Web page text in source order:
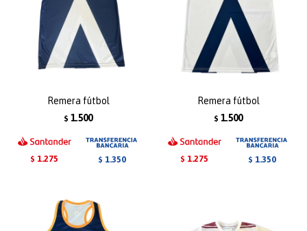
Remera fútbol
$ 1.500
$ 1.275 $ 1.350
Remera fútbol
$ 1.500
$ 1.275 $ 1.350